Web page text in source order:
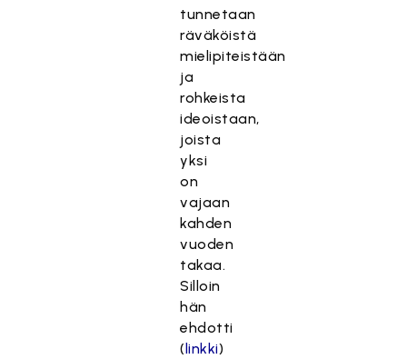
tunnetaan
räväköistä
mielipiteistään
ja
rohkeista
ideoistaan,
joista
yksi
on
vajaan
kahden
vuoden
takaa.
Silloin
hän
ehdotti
(linkki)